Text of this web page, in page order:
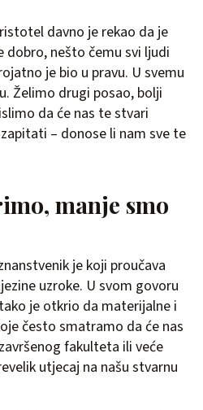
davno je rekao da je
dobro, nešto čemu svi ljudi
je bio u pravu. U svemu
Želimo drugi posao, bolji
da će nas te stvari
– donose li nam sve te
manje smo
je koji proučava
uzroke. U svom govoru
tako je otkrio da materijalne i
često smatramo da će nas
fakulteta ili veće
utjecaj na našu stvarnu